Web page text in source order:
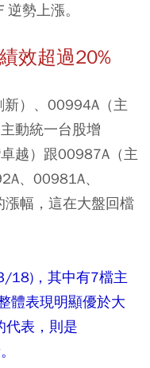
逆勢上漲。
效超過20%
新）、00994A（主
主動統一台股增
越）跟00987A（主
、00981A、
幅，這在大盤回檔
18)，其中有7檔主
體表現明顯優於大
代表，則是